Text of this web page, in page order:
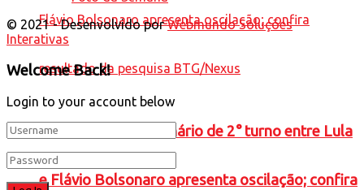
ELEIÇÕES 2026: cenário de 2° turno entre Lula
e Flávio Bolsonaro apresenta oscilação; confira
© 2021 - Desenvolvido porWebmundo Soluções
Interativas
Welcome Back!
Login to your account below